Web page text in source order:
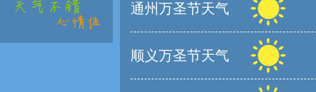
通州万圣节天气
顺义万圣节天气